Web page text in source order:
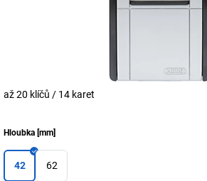
až 20 klíčů / 14 karet
Hloubka [mm]
42 62